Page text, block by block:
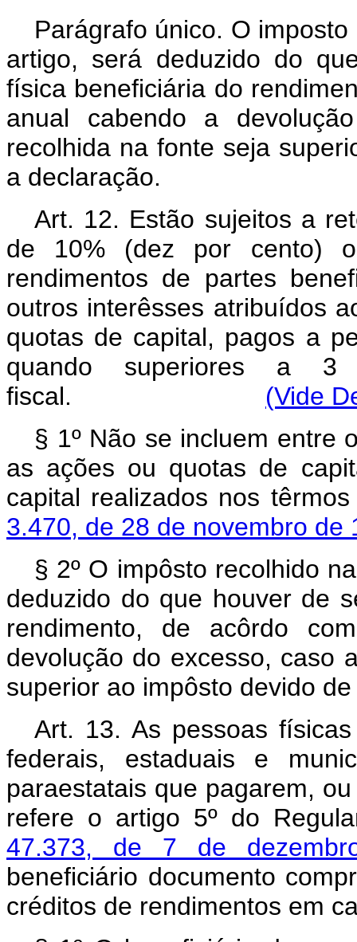
Parágrafo único. O
artigo, será deduzido do
física beneficiária do
anual cabendo a
recolhida na fonte seja
a declaração.
Art. 12. Estão sujeitos a
de 10% (dez por cento)
rendimentos de partes
outros interêsses atribuídos
quotas de capital, pagos a
quando superiores a 3
fiscal. (Vide
§ 1º Não se incluem entre
as ações ou quotas de
capital realizados nos
3.470, de 28 de novembro de
§ 2º O impôsto recolhido
deduzido do que houver de
rendimento, de acôrdo
devolução do excesso, caso
superior ao impôsto devido
Art. 13. As pessoas
federais, estaduais e
paraestatais que pagarem,
refere o artigo 5º do
47.373, de 7 de
beneficiário documento
créditos de rendimentos em